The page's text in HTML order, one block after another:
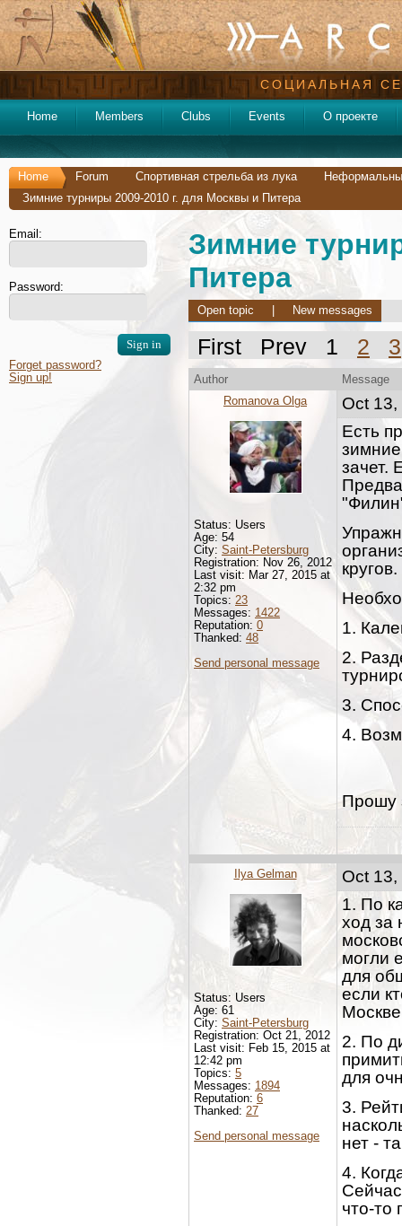
СОЦИАЛЬНАЯ
Home Members Clubs Events О проекте
Home Forum Спортивная стрельба из лука
Зимние турниры 2009-2010 г. для Москвы и Питера
Email:
Password:
Forget password?
Sign up!
Зимние
Питера
Open topic New messages
First Prev 1 2 3
Author Message
Oct
Есть
зачет.
кругов.
1.
2.
3.
4.
Прошу
Romanova Olga
Status: Users
Age: 54
City: Saint-Petersburg
Registration: Nov 26, 2012
Last visit: Mar 27, 2015 at
2:32 pm
Topics: 23
Messages: 1422
Reputation: 0
Thanked: 48
Send personal message
Oct
1. По
ход за
могли
для
если
2. По
для
3.
нет -
4.
что-то
Ilya Gelman
Status: Users
Age: 61
City: Saint-Petersburg
Registration: Oct 21, 2012
Last visit: Feb 15, 2015 at
12:42 pm
Topics: 5
Messages: 1894
Reputation: 6
Thanked: 27
Send personal message